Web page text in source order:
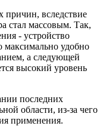
причин, вследствие
стал массовым. Так,
- устройство
максимально удобно
а следующей
высокий уровень
последних
области, из-за чего
применения.